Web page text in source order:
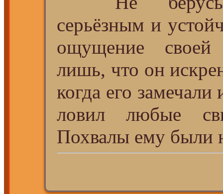
серьёзным и
ощущение своей
лишь, что он
когда его
ловил любые
Похвалы ему были